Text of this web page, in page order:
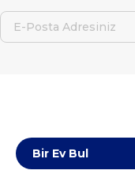
E-Posta Adresiniz
Bir Ev Bul